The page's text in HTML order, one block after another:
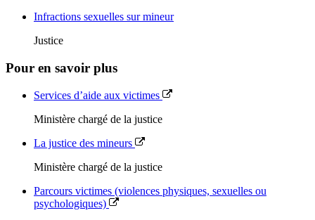
Infractions sexuelles sur mineur
Justice
Pour en savoir plus
Services d’aide aux victimes
Ministère chargé de la justice
La justice des mineurs
Ministère chargé de la justice
Parcours victimes (violences physiques, sexuelles ou
psychologiques)